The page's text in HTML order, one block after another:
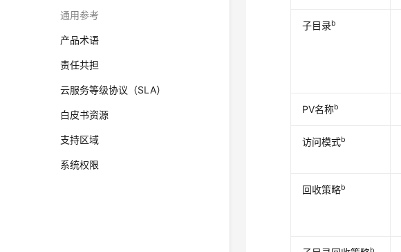
通用参考
产品术语
责任共担
云服务等级协议（SLA）
白皮书资源
支持区域
系统权限
子目录b
PV名称b
访问模式b
回收策略b
b